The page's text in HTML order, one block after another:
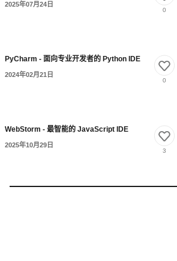
2025年07月24日
0
PyCharm - 面向专业开发者的 Python IDE
2024年02月21日
0
WebStorm - 最智能的 JavaScript IDE
2025年10月29日
3